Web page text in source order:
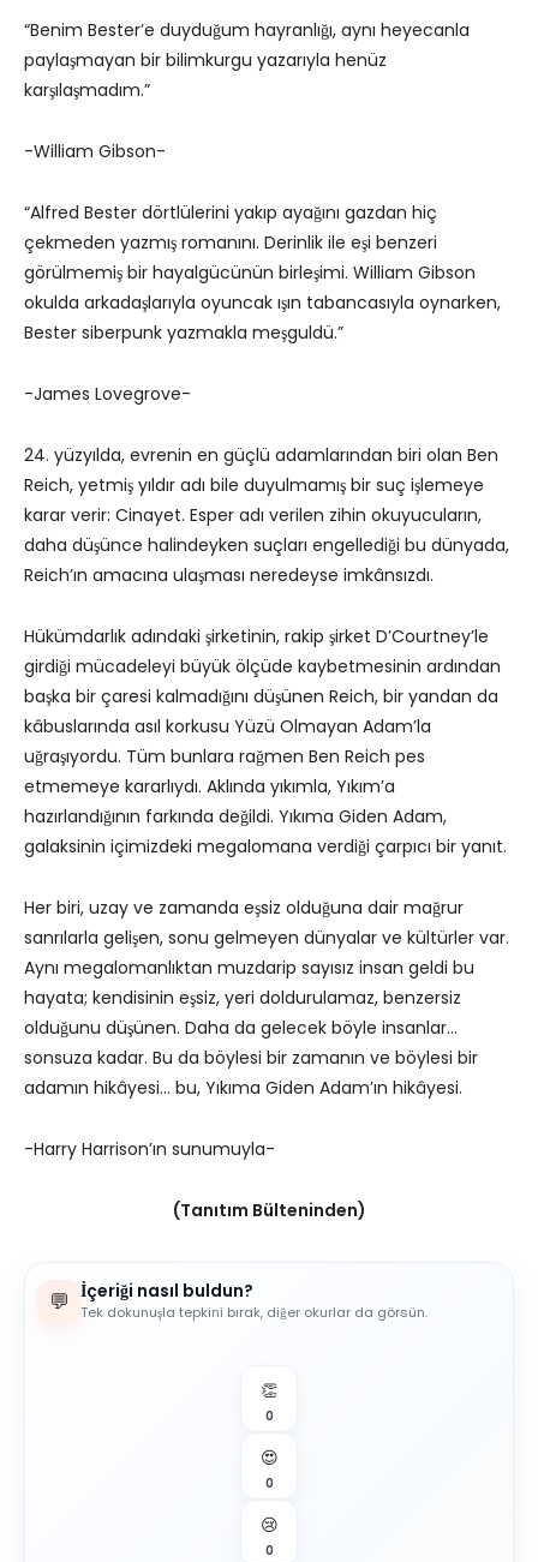
“Benim Bester’e duyduğum hayranlığı, aynı heyecanla
paylaşmayan bir bilimkurgu yazarıyla henüz
karşılaşmadım.”
-William Gibson-
“Alfred Bester dörtlülerini yakıp ayağını gazdan hiç
çekmeden yazmış romanını. Derinlik ile eşi benzeri
görülmemiş bir hayalgücünün birleşimi. William Gibson
okulda arkadaşlarıyla oyuncak ışın tabancasıyla oynarken,
Bester siberpunk yazmakla meşguldü.”
-James Lovegrove-
24. yüzyılda, evrenin en güçlü adamlarından biri olan Ben
Reich, yetmiş yıldır adı bile duyulmamış bir suç işlemeye
karar verir: Cinayet. Esper adı verilen zihin okuyucuların,
daha düşünce halindeyken suçları engellediği bu dünyada,
Reich’ın amacına ulaşması neredeyse imkânsızdı.
Hükümdarlık adındaki şirketinin, rakip şirket D’Courtney’le
girdiği mücadeleyi büyük ölçüde kaybetmesinin ardından
başka bir çaresi kalmadığını düşünen Reich, bir yandan da
kâbuslarında asıl korkusu Yüzü Olmayan Adam’la
uğraşıyordu. Tüm bunlara rağmen Ben Reich pes
etmemeye kararlıydı. Aklında yıkımla, Yıkım’a
hazırlandığının farkında değildi. Yıkıma Giden Adam,
galaksinin içimizdeki megalomana verdiği çarpıcı bir yanıt.
Her biri, uzay ve zamanda eşsiz olduğuna dair mağrur
sanrılarla gelişen, sonu gelmeyen dünyalar ve kültürler var.
Aynı megalomanlıktan muzdarip sayısız insan geldi bu
hayata; kendisinin eşsiz, yeri doldurulamaz, benzersiz
olduğunu düşünen. Daha da gelecek böyle insanlar…
sonsuza kadar. Bu da böylesi bir zamanın ve böylesi bir
adamın hikâyesi… bu, Yıkıma Giden Adam’ın hikâyesi.
-Harry Harrison’ın sunumuyla-
(Tanıtım Bülteninden)
💬 İçeriği nasıl buldun?
Tek dokunuşla tepkini bırak, diğer okurlar da görsün.
👏
0
😍
0
😢
0